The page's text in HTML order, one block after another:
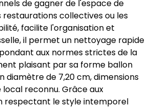
de gagner de l'espace de
collectives ou les
facilite l'organisation et
il permet un nettoyage rapide
aux normes strictes de la
plaisant par sa forme ballon
diamètre de 7,20 cm, dimensions
reconnu. Grâce aux
respectant le style intemporel